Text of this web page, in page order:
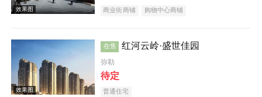
商业街商铺 购物中心商铺
在售 红河云岭·盛世佳园
弥勒
待定
普通住宅